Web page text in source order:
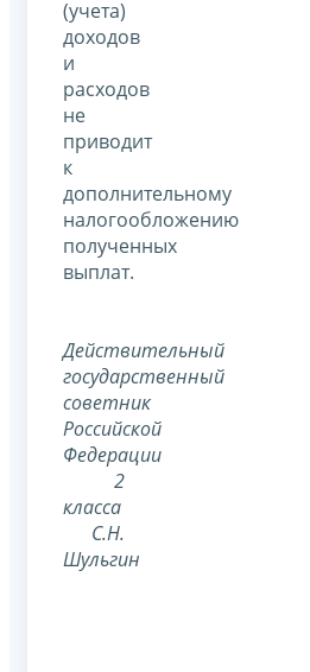
(учета)
доходов
и
расходов
не
приводит
к
дополнительному
налогообложению
полученных
выплат.
Действительный
государственный
советник
Российской
Федерации
2
класса
С.Н.
Шульгин